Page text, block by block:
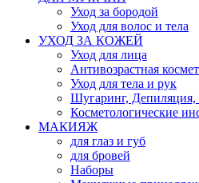
Уход за бородой
Уход для волос и тела
УХОД ЗА КОЖЕЙ
Уход для лица
Антивозрастная
Уход для тела и рук
Шугаринг,
Косметологические
МАКИЯЖ
для глаз и губ
для бровей
Наборы